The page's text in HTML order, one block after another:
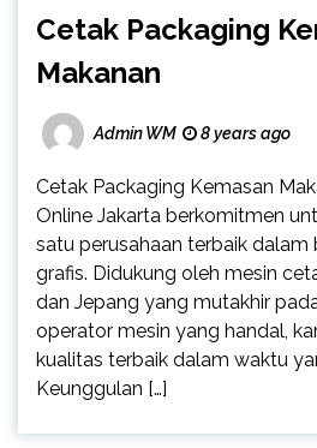
Cetak Packaging
Makanan
Admin WM 8 years ago
Cetak Packaging Kemasan
Online Jakarta berkomitmen
satu perusahaan terbaik dalam
grafis. Didukung oleh mesin
dan Jepang yang mutakhir
operator mesin yang handal,
kualitas terbaik dalam waktu
Keunggulan […]